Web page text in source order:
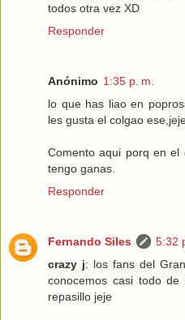
todos otra vez XD
Responder
Anónimo 1:35 p. m.
lo que has liao en
les gusta el colgao
Comento aqui porq en
tengo ganas.
Responder
Fernando Siles
5:32
crazy j: los fans del
conocemos casi todo
repasillo jeje